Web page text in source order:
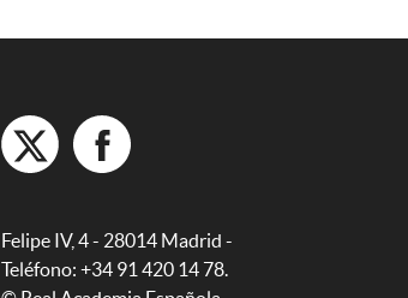
Felipe IV, 4 - 28014 Madrid -
Teléfono: +34 91 420 14 78.